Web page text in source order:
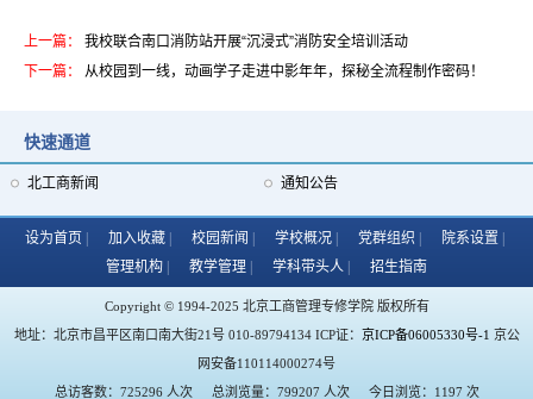
快速通道
北工商新闻 通知公告
校媒联动，让昌平故事更有青春味！我校参加驻昌高校媒体融合联盟工作座谈会
上一篇：
我校联合南口消防站开展“沉浸式”消防安全培训活动
下一篇：
从校园到一线，动画学子走进中影年年，探秘全流程制作密码！
设为首页 加入收藏 校园新闻 学校概况 党群组织
院系设置
管理机构
教学管理 学科带头人 招生指南
Copyright © 1994-2025 北京工商管理专修学院 版权所有
地址：北京市昌平区南口南大街21号 010-89794134 ICP证： 京ICP备06005330号-1 京公
网安备110114000274号
总访客数：725296 人次
总浏览量：799207 人次 今日浏览：1197 次